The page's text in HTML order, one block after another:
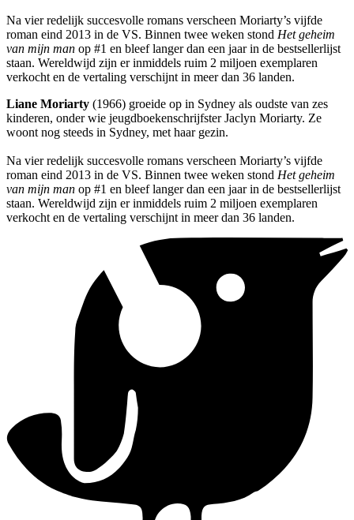
Na vier redelijk succesvolle romans verscheen Moriarty’s vijfde
roman eind 2013 in de VS. Binnen twee weken stond Het geheim
van mijn man op #1 en bleef langer dan een jaar in de bestsellerlijst
staan. Wereldwijd zijn er inmiddels ruim 2 miljoen exemplaren
verkocht en de vertaling verschijnt in meer dan 36 landen.
Liane Moriarty (1966) groeide op in Sydney als oudste van zes
kinderen, onder wie jeugdboekenschrijfster Jaclyn Moriarty. Ze
woont nog steeds in Sydney, met haar gezin.
Na vier redelijk succesvolle romans verscheen Moriarty’s vijfde
roman eind 2013 in de VS. Binnen twee weken stond Het geheim
van mijn man op #1 en bleef langer dan een jaar in de bestsellerlijst
staan. Wereldwijd zijn er inmiddels ruim 2 miljoen exemplaren
verkocht en de vertaling verschijnt in meer dan 36 landen.